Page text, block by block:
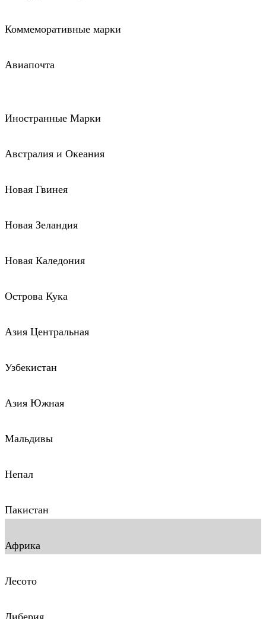
Коммеморативные марки
Авиапочта
Иностранные Марки
Австралия и Океания
Новая Гвинея
Новая Зеландия
Новая Каледония
Острова Кука
Азия Центральная
Узбекистан
Азия Южная
Мальдивы
Непал
Пакистан
Африка
Лесото
Либерия